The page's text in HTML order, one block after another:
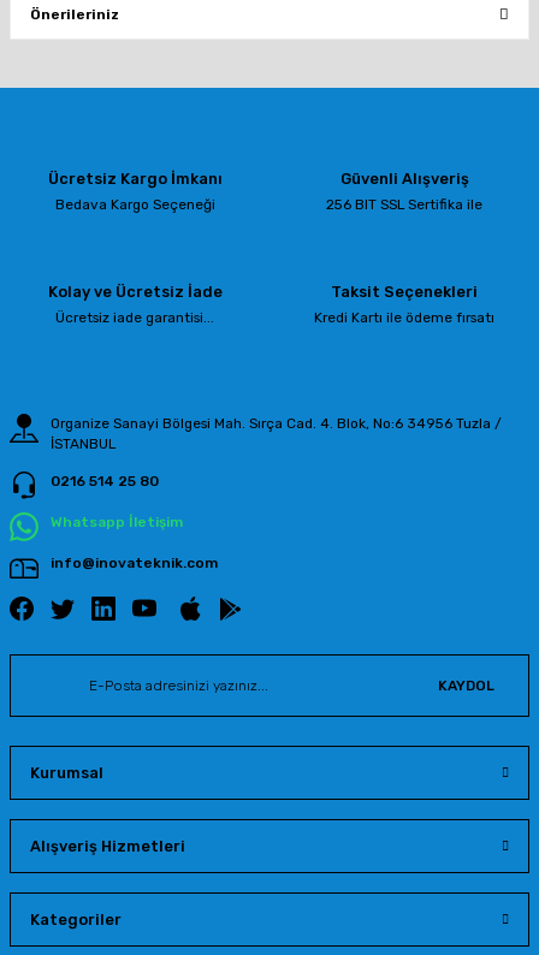
Yorum Yaz
Önerileriniz
Ürün resmi kalitesiz, bozuk veya görüntülenemiyor.
Ürün fiyatı diğer sitelerden daha pahalı.
Ücretsiz Kargo İmkanı
Bedava Kargo Seçeneği
Güvenli Alışveriş
256 BIT SSL Sertifika ile
Kolay ve Ücretsiz İade
Ücretsiz iade garantisi...
Taksit Seçenekleri
Kredi Kartı ile ödeme fırsatı
Organize Sanayi Bölgesi Mah. Sırça Cad. 4. Blok, No:6 34956 Tuzla /
İSTANBUL
0216 514 25 80
Whatsapp İletişim
info@inovateknik.com
KAYDOL
Kurumsal
Alışveriş Hizmetleri
Kategoriler